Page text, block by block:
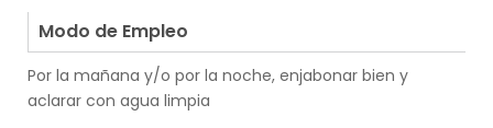
Modo de Empleo
Por la mañana y/o por la noche, enjabonar bien y
aclarar con agua limpia